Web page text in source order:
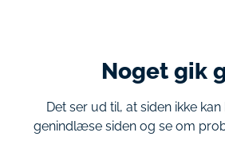
Noget gik
Det ser ud til, at siden ikke
genindlæse siden og se om